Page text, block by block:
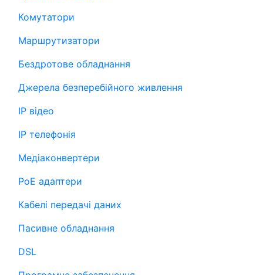
Комутатори
Маршрутизатори
Бездротове обладнання
Джерела безперебійного живлення
IP відео
IP телефонія
Медіаконвертери
PoE адаптери
Кабелі передачі даних
Пасивне обладнання
DSL